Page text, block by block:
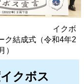
ボ
ク結成式（令和4年2
月）
クボス